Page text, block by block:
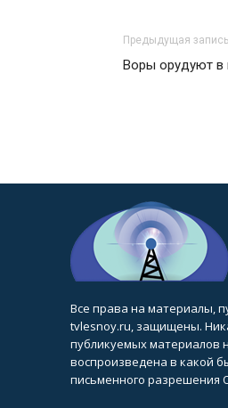
Предыдущая запись
Воры орудуют в
Все права на материалы,
tvlesnoy.ru, защищены.
публикуемых материалов
воспроизведена в какой
письменного